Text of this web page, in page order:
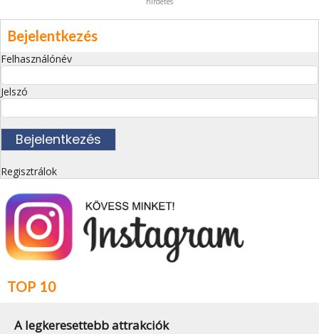
Bejelentkezés
Felhasználónév
Jelszó
Regisztrálok
TOP 10
A legkeresettebb attrakciók